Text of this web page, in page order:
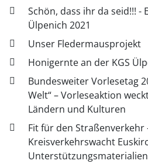
Schön, dass ihr da seid!!! -
Ülpenich 2021
Unser Fledermausprojekt
Honigernte an der KGS
Bundesweiter Vorlesetag
Welt“ – Vorleseaktion
Ländern und Kulturen
Fit für den Straßenverkehr
Kreisverkehrswacht